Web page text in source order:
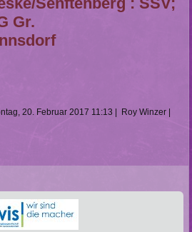
Gr.
20. Februar 2017 11:13 Roy Winzer